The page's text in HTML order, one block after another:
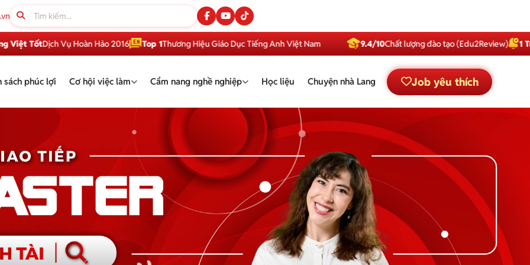
TốtDịch Vụ Hoàn Hảo 2016 Top 1Thương Hiệu Giáo Dục Tiếng Anh Việt Nam 9.4/10Chất lượng đào tạo (Edu2Review) 1 Triệu
sách phúc lợi Cơ hội việc làm Cẩm nang nghề nghiệp Học liệu Chuyện nhà Lang Job yêu thích